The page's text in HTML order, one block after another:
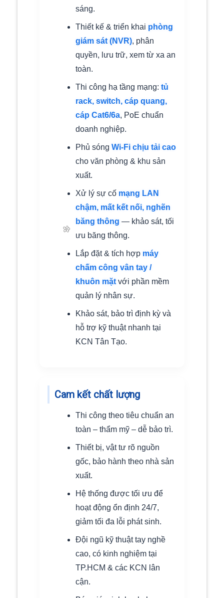
🌼
sáng.
Thiết kế & triển khai phòng
giám sát (NVR), phân
quyền, lưu trữ, xem từ xa an
toàn.
Thi công hạ tầng mạng:tủ
rack, switch, cáp quang,
cáp Cat6/6a, PoE chuẩn
doanh nghiệp.
Phủ sóngWi-Fi chịu tải cao
cho văn phòng & khu sản
xuất.
Xử lý sự cố mạng LAN
chậm, mất kết nối, nghẽn
băng thông — khảo sát, tối
ưu băng thông.
Lắp đặt & tích hợp máy
chấm công vân tay /
khuôn mặtvới phần mềm
quản lý nhân sự.
Khảo sát, bảo trì định kỳ và
hỗ trợ kỹ thuật nhanh tại
KCN Tân Tạo.
Cam kết chất lượng
Thi công theo tiêu chuẩn an
toàn – thẩm mỹ – dễ bảo trì.
Thiết bị, vật tư rõ nguồn
gốc, bảo hành theo nhà sản
xuất.
Hệ thống được tối ưu để
hoạt động ổn định 24/7,
giảm tối đa lỗi phát sinh.
Đội ngũ kỹ thuật tay nghề
cao, có kinh nghiệm tại
TP.HCM & các KCN lân
cận.